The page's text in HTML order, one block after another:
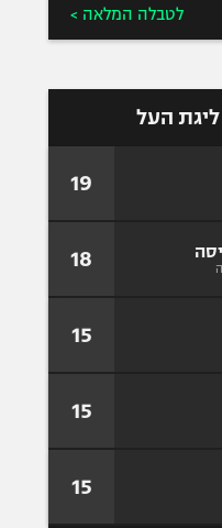
לטבלה המלאה >
ליגת העל
19
18
15
15
15